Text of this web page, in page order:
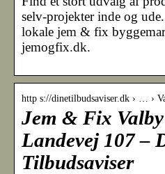
selv-projekter inde og
lokale jem & fix
jemogfix.dk.
http s://dinetilbudsaviser.dk › … ›
Jem & Fix
Landevej 107 –
Tilbudsaviser